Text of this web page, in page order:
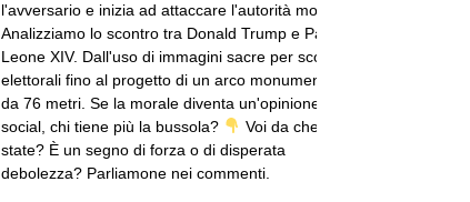
l'avversario e inizia ad attaccare l'autorità morale?
Analizziamo lo scontro tra Donald Trump e Papa
Leone XIV. Dall'uso di immagini sacre per scopi
elettorali fino al progetto di un arco monumentale
da 76 metri. Se la morale diventa un'opinione
social, chi tiene più la bussola?
Voi da che parte
state? È un segno di forza o di disperata
debolezza? Parliamone nei commenti.